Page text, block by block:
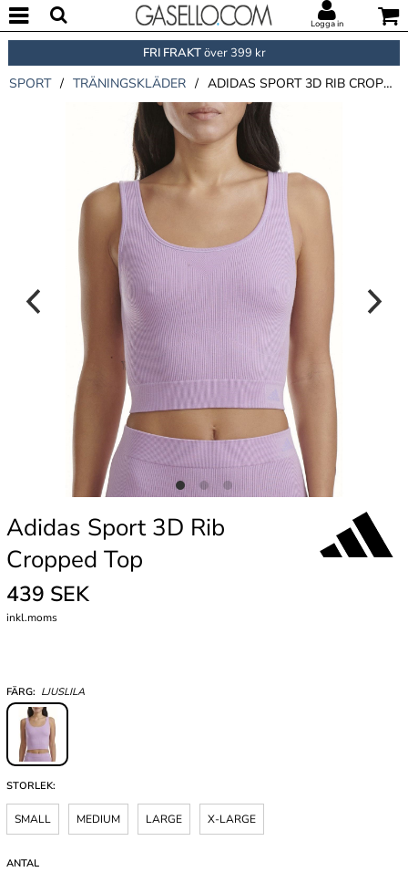
Logga in
FRI FRAKTöver 399 kr
SPORT / TRÄNINGSKLÄDER / ADIDAS SPORT 3D RIB CROPPED TOP
Adidas Sport 3D Rib
Cropped Top
439 SEK
inkl.moms
FÄRG: LJUSLILA
STORLEK:
SMALL MEDIUM LARGE X-LARGE
ANTAL